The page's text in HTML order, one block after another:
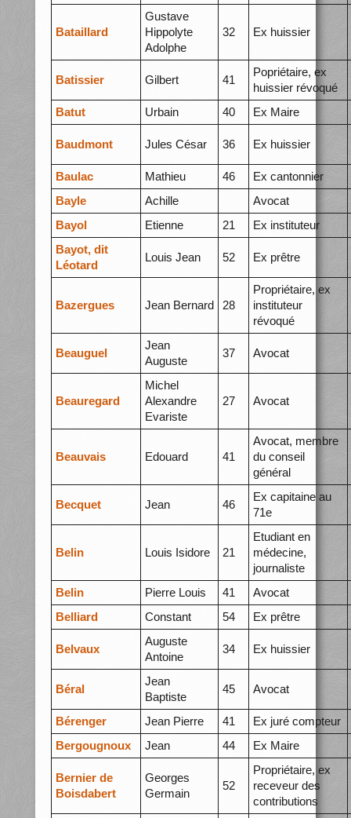
Bataillard
Gustave
Hippolyte
Adolphe
32 Ex huissier
Batissier Gilbert 41
Popriétaire, ex
huissier révoqué
Batut
Urbain 40 Ex Maire
Baudmont Jules César 36 Ex huissier
Baulac Mathieu 46
Ex cantonnier
Bayle
Achille
Avocat
Bayol
Etienne 21
Ex instituteur
Bayot, dit
Léotard
Louis Jean 52 Ex prêtre
Bazergues Jean Bernard 28
Propriétaire, ex
instituteur
révoqué
Beauguel
Jean
Auguste
37 Avocat
Beauregard
Michel
Alexandre
Evariste
27 Avocat
Beauvais Edouard 41
Avocat, membre
du conseil
général
Becquet Jean 46
Ex capitaine au
71e
Belin Louis Isidore 21
Etudiant en
médecine,
journaliste
Belin
Pierre Louis 41
Avocat
Belliard
Constant 54 Ex prêtre
Belvaux
Auguste
Antoine
34 Ex huissier
Béral
Jean
Baptiste
45 Avocat
Bérenger Jean Pierre 41
Ex juré compteur
Bergougnoux
Jean 44 Ex Maire
Bernier de
Boisdabert
Georges
Germain
52
Propriétaire, ex
receveur des
contributions